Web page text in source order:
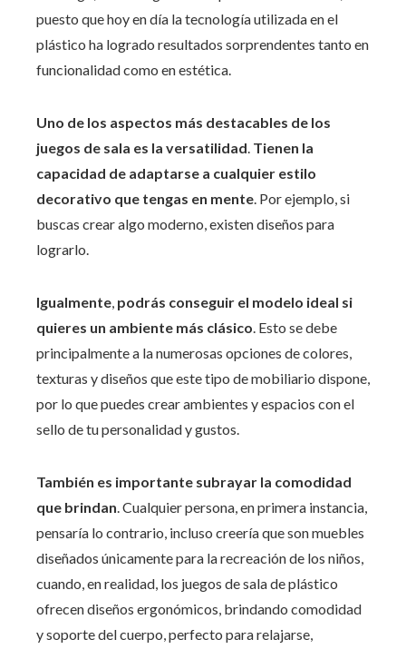
puesto que hoy en día la tecnología utilizada en el
plástico ha logrado resultados sorprendentes tanto en
funcionalidad como en estética.
Uno de los aspectos más destacables de los
juegos de sala es la versatilidad. Tienen la
capacidad de adaptarse a cualquier estilo
decorativo que tengas en mente. Por ejemplo, si
buscas crear algo moderno, existen diseños para
lograrlo.
Igualmente, podrás conseguir el modelo ideal si
quieres un ambiente más clásico. Esto se debe
principalmente a la numerosas opciones de colores,
texturas y diseños que este tipo de mobiliario dispone,
por lo que puedes crear ambientes y espacios con el
sello de tu personalidad y gustos.
También es importante subrayar la comodidad
que brindan. Cualquier persona, en primera instancia,
pensaría lo contrario, incluso creería que son muebles
diseñados únicamente para la recreación de los niños,
cuando, en realidad, los juegos de sala de plástico
ofrecen diseños ergonómicos, brindando comodidad
y soporte del cuerpo, perfecto para relajarse,